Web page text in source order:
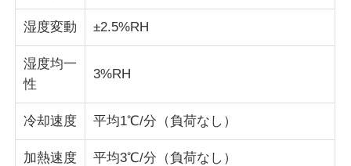
建築材料の試験装置
パッケージ試験装置
接着剤試験装置
湿度変動 ±2.5%RH
湿度均一
性
3%RH
冷却速度 平均1℃/分（負荷なし）
加熱速度 平均3℃/分（負荷なし）